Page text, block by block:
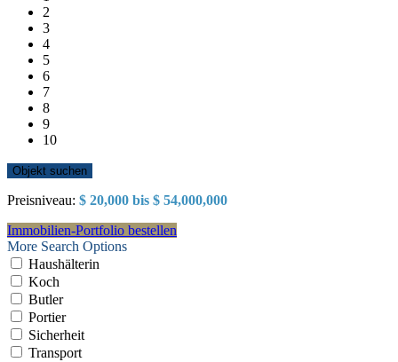
2
3
4
5
6
7
8
9
10
Preisniveau: $ 20,000 bis $ 54,000,000
Immobilien-Portfolio bestellen
More Search Options
Haushälterin
Koch
Butler
Portier
Sicherheit
Transport